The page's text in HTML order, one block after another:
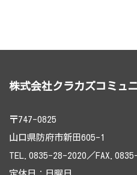
株式会社クラカズコミュ
〒747-0825
山口県防府市新田605-1
TEL.0835-28-2020／